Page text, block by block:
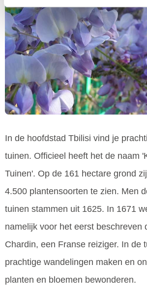
In de hoofdstad Tbilisi vind je
tuinen. Officieel heeft het de naam
Tuinen'. Op de 161 hectare grond
4.500 plantensoorten te zien. Men
tuinen stammen uit 1625. In 1671
namelijk voor het eerst beschreven
Chardin, een Franse reiziger. In de
prachtige wandelingen maken en
planten en bloemen bewonderen.